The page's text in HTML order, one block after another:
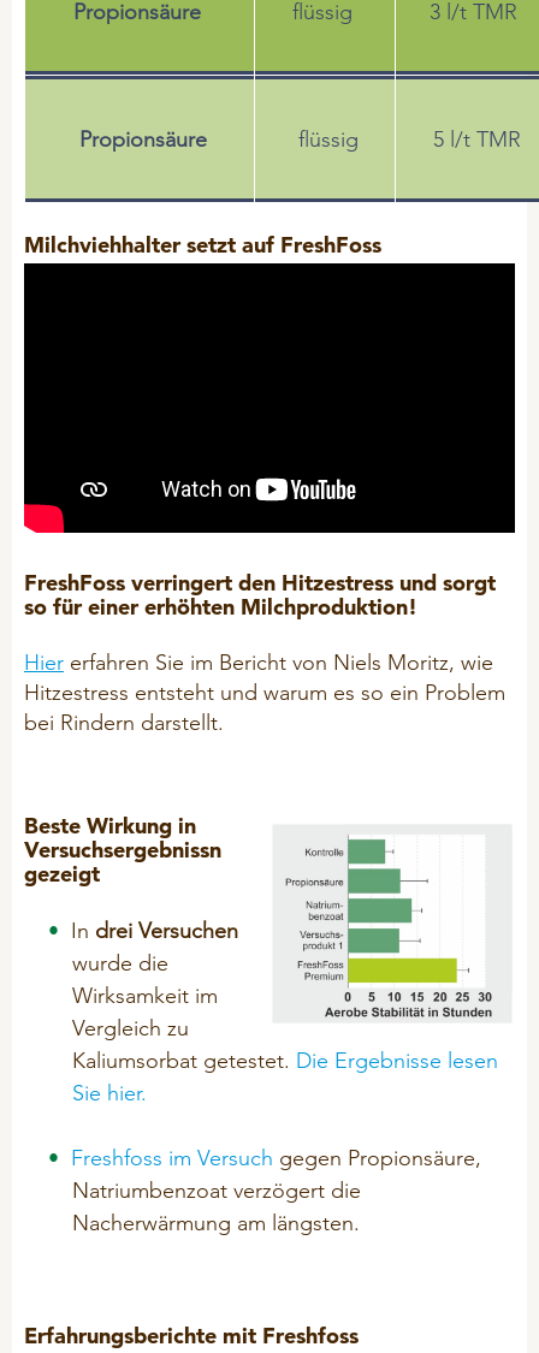
Propionsäure flüssig 3 l/t TMR
Propionsäure flüssig 5 l/t TMR
Milchviehhalter setzt auf FreshFoss
FreshFoss verringert den Hitzestress und sorgt
so für einer erhöhten Milchproduktion!
Hier erfahren Sie im Bericht von Niels Moritz, wie
Hitzestress entsteht und warum es so ein Problem
bei Rindern darstellt.
Beste Wirkung in
Versuchsergebnissn
gezeigt
In drei Versuchen
wurde die
Wirksamkeit im
Vergleich zu
Kaliumsorbat getestet. Die Ergebnisse lesen
Sie hier.
Freshfoss im Versuch gegen Propionsäure,
Natriumbenzoat verzögert die
Nacherwärmung am längsten.
Erfahrungsberichte mit Freshfoss